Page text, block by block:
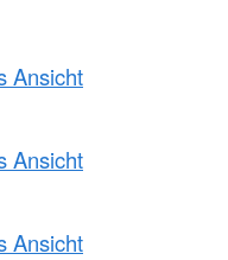
Ansicht
Ansicht
Ansicht